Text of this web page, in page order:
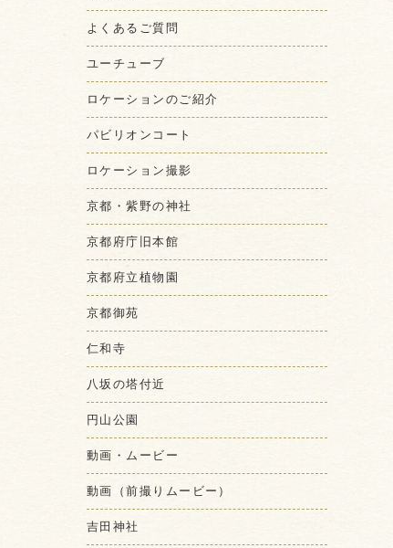
よくあるご質問
ユーチューブ
ロケーションのご紹介
パビリオンコート
ロケーション撮影
京都・紫野の神社
京都府庁旧本館
京都府立植物園
京都御苑
仁和寺
八坂の塔付近
円山公園
動画・ムービー
動画（前撮りムービー）
吉田神社